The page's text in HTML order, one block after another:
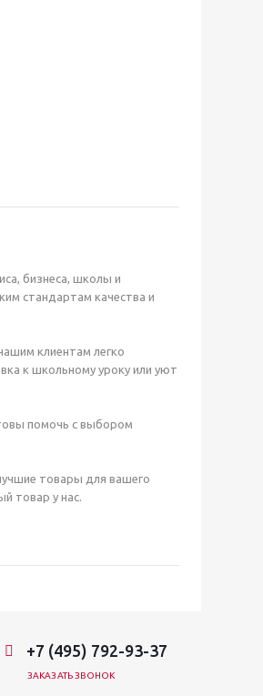
бизнеса, школы и
стандартам качества и
клиентам легко
к школьному уроку или уют
помочь с выбором
товары для вашего
товар у нас.
+7 (495) 792-93-37
ЗАКАЗАТЬ ЗВОНОК